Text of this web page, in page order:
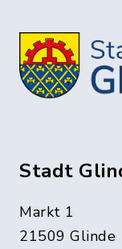
Stadt
Markt 1
21509 Glinde